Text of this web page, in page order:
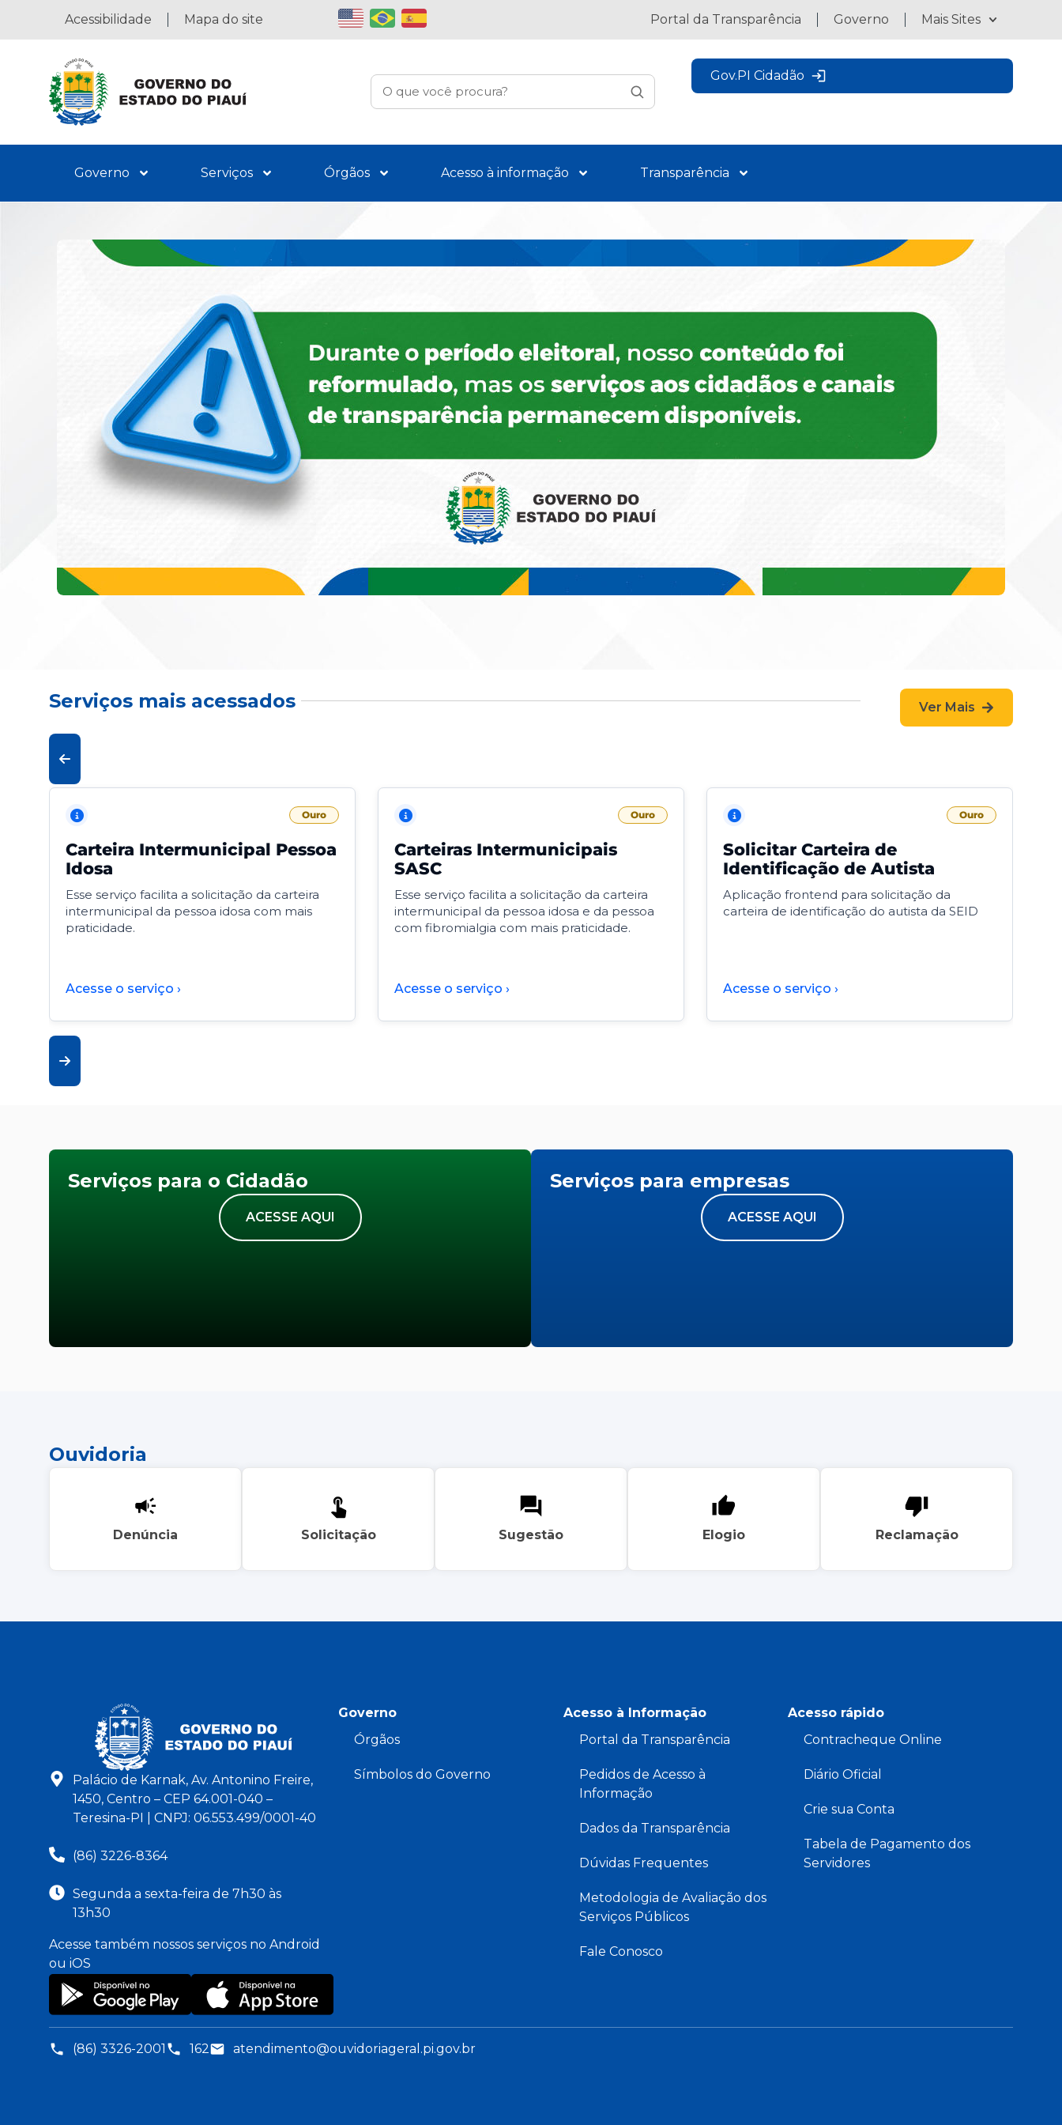
Acessibilidade Mapa do site Portal da Transparência Governo Mais Sites
Gov.PI Cidadão
Governo Serviços Órgãos Acesso à informação Transparência
Serviços mais acessados Ver Mais
Ouro
Carteira Intermunicipal Pessoa
Idosa
Esse serviço facilita a solicitação da carteira
intermunicipal da pessoa idosa com mais
praticidade.
Acesse o serviço ›
Ouro
Carteiras Intermunicipais
SASC
Esse serviço facilita a solicitação da carteira
intermunicipal da pessoa idosa e da pessoa
com fibromialgia com mais praticidade.
Acesse o serviço ›
Ouro
Solicitar Carteira de
Identificação de Autista
Aplicação frontend para solicitação da
carteira de identificação do autista da SEID
Acesse o serviço ›
Serviços para o Cidadão
ACESSE AQUI
Serviços para empresas
ACESSE AQUI
Ouvidoria
Denúncia Solicitação Sugestão Elogio Reclamação
Palácio de Karnak, Av. Antonino Freire,
1450, Centro – CEP 64.001-040 –
Teresina-PI | CNPJ: 06.553.499/0001-40
(86) 3226-8364
Segunda a sexta-feira de 7h30 às
13h30
Acesse também nossos serviços no Android
ou iOS
Governo
Órgãos
Símbolos do Governo
Acesso à Informação
Portal da Transparência
Pedidos de Acesso à
Informação
Dados da Transparência
Dúvidas Frequentes
Metodologia de Avaliação dos
Serviços Públicos
Fale Conosco
Acesso rápido
Contracheque Online
Diário Oficial
Crie sua Conta
Tabela de Pagamento dos
Servidores
(86) 3326-2001 162 atendimento@ouvidoriageral.pi.gov.br